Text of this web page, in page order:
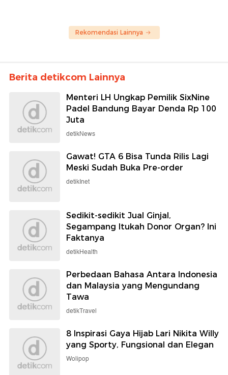
Rekomendasi Lainnya
Berita detikcom Lainnya
Menteri LH Ungkap Pemilik SixNine
Padel Bandung Bayar Denda Rp 100
Juta
detikNews
Gawat! GTA 6 Bisa Tunda Rilis Lagi
Meski Sudah Buka Pre-order
detikInet
Sedikit-sedikit Jual Ginjal,
Segampang Itukah Donor Organ? Ini
Faktanya
detikHealth
Perbedaan Bahasa Antara Indonesia
dan Malaysia yang Mengundang
Tawa
detikTravel
8 Inspirasi Gaya Hijab Lari Nikita Willy
yang Sporty, Fungsional dan Elegan
Wolipop